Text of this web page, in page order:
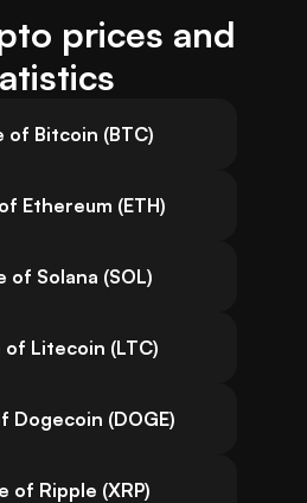
prices and
of Bitcoin (BTC)
Ethereum (ETH)
of Solana (SOL)
of Litecoin (LTC)
Dogecoin (DOGE)
of Ripple (XRP)